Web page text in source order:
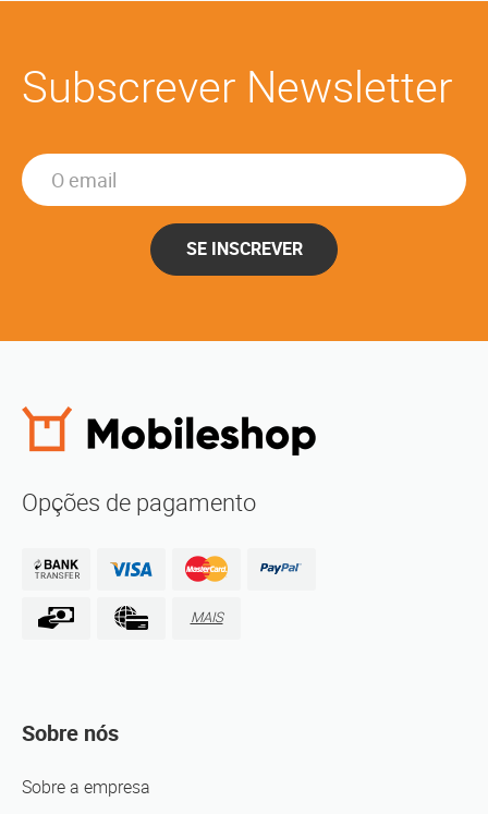
Subscrever Newsletter
SE INSCREVER
Opções de pagamento
MAIS
Sobre nós
Sobre a empresa